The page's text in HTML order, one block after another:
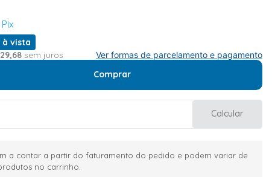
à vista
29,68sem juros Ver formas de parcelamento e pagamento
Comprar
Calcular
a contar a partir do faturamento do pedido e podem variar de
no carrinho.